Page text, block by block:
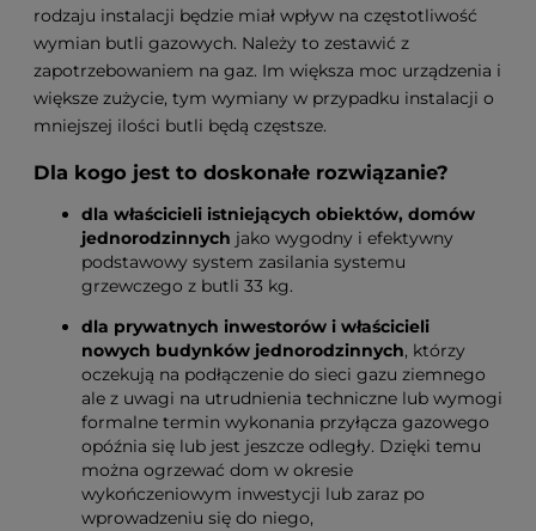
rodzaju instalacji będzie miał wpływ na częstotliwość
wymian butli gazowych. Należy to zestawić z
zapotrzebowaniem na gaz. Im większa moc urządzenia i
większe zużycie, tym wymiany w przypadku instalacji o
mniejszej ilości butli będą częstsze.
Dla kogo jest to doskonałe rozwiązanie?
dla właścicieli istniejących obiektów, domów
jednorodzinnych jako wygodny i efektywny
podstawowy system zasilania systemu
grzewczego z butli 33 kg.
dla prywatnych inwestorów i właścicieli
nowych budynków jednorodzinnych, którzy
oczekują na podłączenie do sieci gazu ziemnego
ale z uwagi na utrudnienia techniczne lub wymogi
formalne termin wykonania przyłącza gazowego
opóźnia się lub jest jeszcze odległy. Dzięki temu
można ogrzewać dom w okresie
wykończeniowym inwestycji lub zaraz po
wprowadzeniu się do niego,